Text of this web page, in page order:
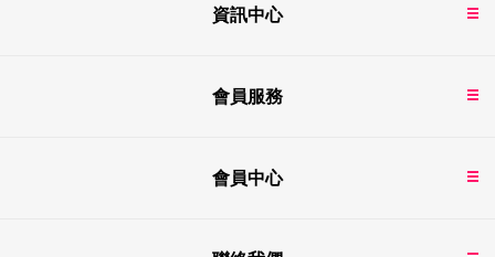
資訊中心
會員服務
會員中心